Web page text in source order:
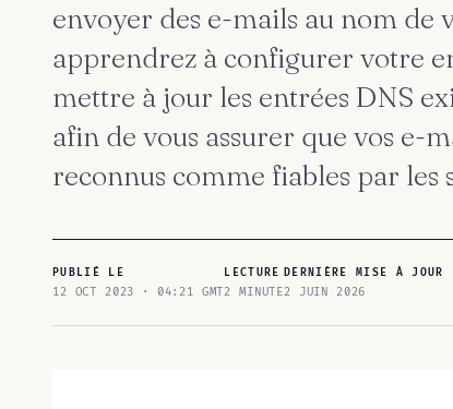
envoyer des e-mails au nom de
apprendrez à configurer votre
mettre à jour les entrées DNS
afin de vous assurer que vos e-
reconnus comme fiables par les
PUBLIÉ LE
12 OCT 2023 · 04:21 GMT
LECTURE
2 MINUTE
DERNIÈRE MISE À JOUR
2 JUIN 2026